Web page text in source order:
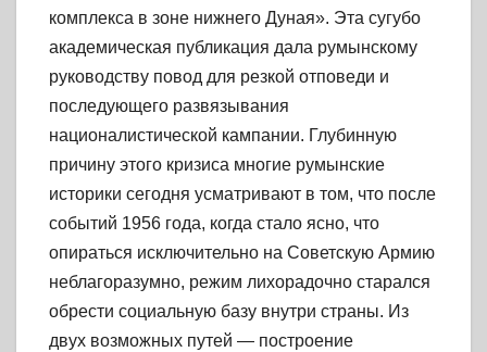
комплекса в зоне нижнего Дуная». Эта сугубо
академическая публикация дала румынскому
руководству повод для резкой отповеди и
последующего развязывания
националистической кампании. Глубинную
причину этого кризиса многие румынские
историки сегодня усматривают в том, что после
событий 1956 года, когда стало ясно, что
опираться исключительно на Советскую Армию
неблагоразумно, режим лихорадочно старался
обрести социальную базу внутри страны. Из
двух возможных путей — построение